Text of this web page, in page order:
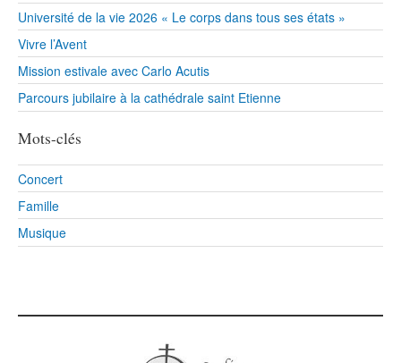
Université de la vie 2026 « Le corps dans tous ses états »
Vivre l’Avent
Mission estivale avec Carlo Acutis
Parcours jubilaire à la cathédrale saint Etienne
Mots-clés
Concert
Famille
Musique